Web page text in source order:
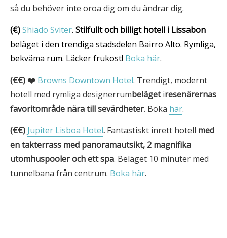
så du behöver inte oroa dig om du ändrar dig.
(€)Shiado Sviter. Stilfullt och billigt hotell i Lissabon
beläget i den trendiga stadsdelen Bairro Alto. Rymliga,
bekväma rum. Läcker frukost! Boka här.
(€€) ❤️ Browns Downtown Hotel. Trendigt, modernt
hotell med rymliga designerrumbelägetiresenärernas
favoritområde nära till sevärdheter. Boka här.
(€€) Jupiter Lisboa Hotel. Fantastiskt inrett hotell med
en takterrass med panoramautsikt, 2 magnifika
utomhuspooler ochett spa. Beläget 10 minuter med
tunnelbana från centrum. Boka här.